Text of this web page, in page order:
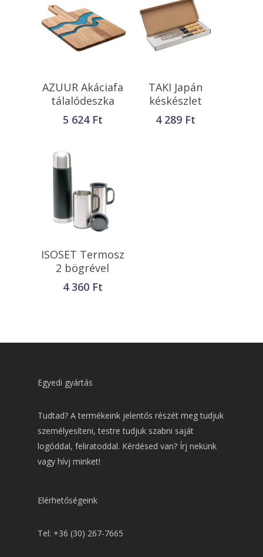
Kosárba
Teszem
AZUUR Akáciafa
tálalódeszka
5 624 Ft
Kosárba
Teszem
TAKI Japán
késkészlet
4 289 Ft
Kosárba
Teszem
ISOSET Termosz
2 bögrével
4 360 Ft
Egyedi gyártás
Tudtad? A termékeink jelentős részét meg tudjuk
személyesíteni, testre tudjuk szabni saját
logóddal, feliratoddal. Kérdésed van? Írj nekünk
vagy hívj minket!
Elérhetőségeink
Tel: +36 (30) 267-7665